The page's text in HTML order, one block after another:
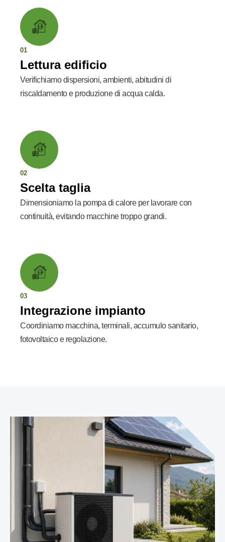
01
Lettura edificio
Verifichiamo dispersioni, ambienti, abitudini di
riscaldamento e produzione di acqua calda.
02
Scelta taglia
Dimensioniamo la pompa di calore per lavorare con
continuità, evitando macchine troppo grandi.
03
Integrazione impianto
Coordiniamo macchina, terminali, accumulo sanitario,
fotovoltaico e regolazione.